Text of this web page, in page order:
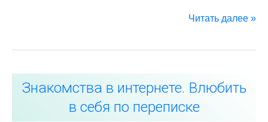
Читать далее »
Знакомства в интернете. Влюбить
в себя по переписке
в
Влюбить